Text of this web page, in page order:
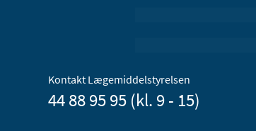
Kontakt Lægemiddelstyrelsen
44 88 95 95 (kl. 9 - 15)